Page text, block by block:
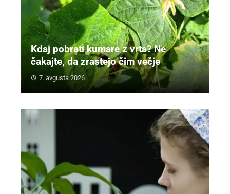
Kdaj pobrati kumare z vrta? Ne
čakajte, da zrastejo čim večje
7. avgusta 2026